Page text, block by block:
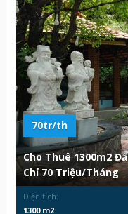
70tr/th
Cho Thuê 1300m2
Chỉ 70 Triệu/Tháng
Diện tích:
1300 m2